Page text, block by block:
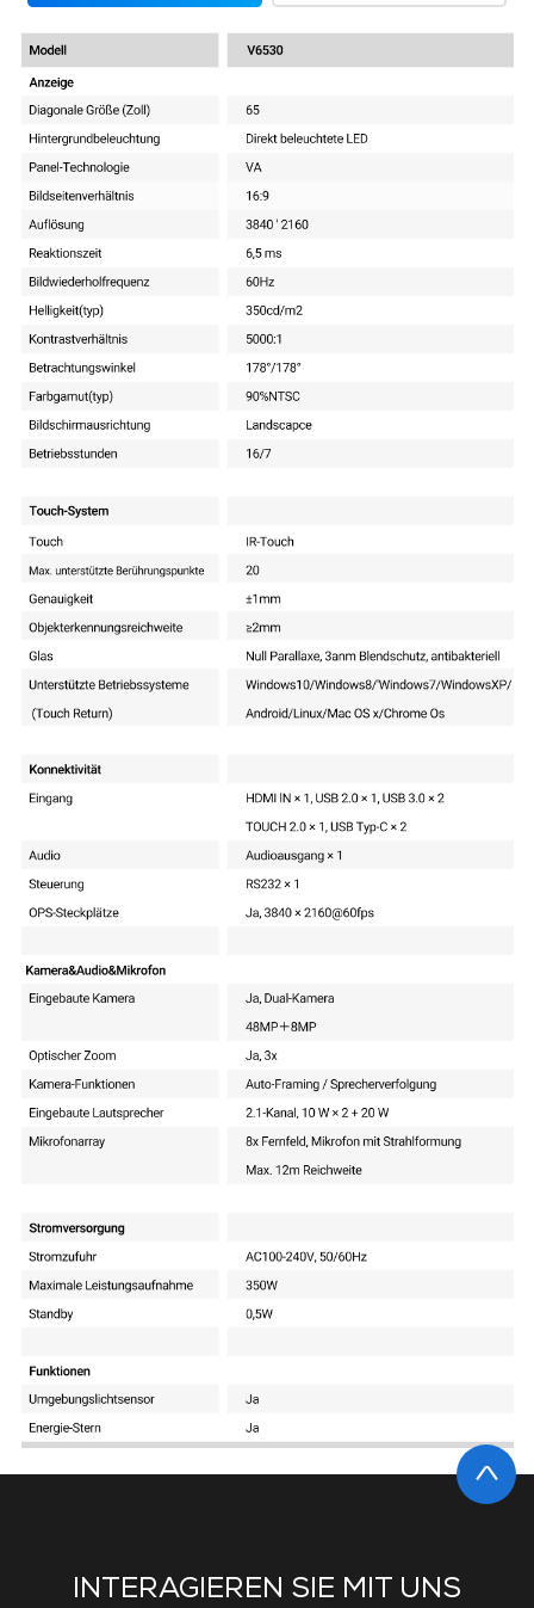
INTERAGIEREN SIE MIT UNS